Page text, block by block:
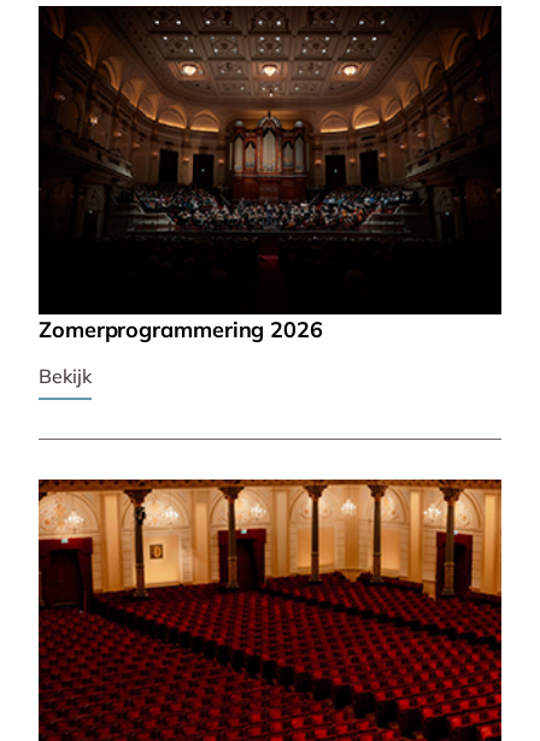
Zomerprogrammering 2026
Bekijk